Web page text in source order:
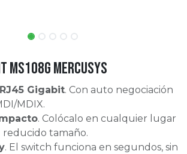
MS108G Mercusys
Gigabit. Con auto negociación
MDIX.
. Colócalo en cualquier lugar
reducido tamaño.
. El switch funciona en segundos, sin